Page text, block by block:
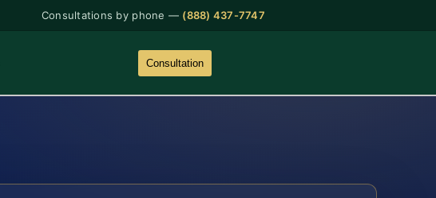
Consultations by phone — (888) 437-7747
Consultation